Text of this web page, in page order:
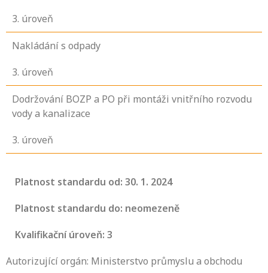
3. úroveň
Nakládání s odpady
3. úroveň
Dodržování BOZP a PO při montáži vnitřního rozvodu
vody a kanalizace
3. úroveň
Platnost standardu od: 30. 1. 2024
Platnost standardu do: neomezeně
Kvalifikační úroveň: 3
Autorizující orgán: Ministerstvo průmyslu a obchodu